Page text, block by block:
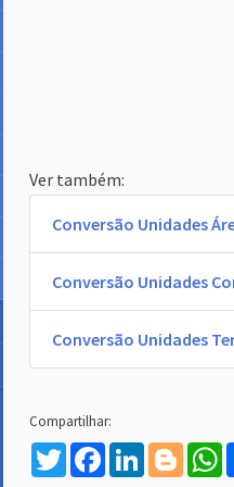
Ver também:
Conversão Unidades
Conversão Unidades
Conversão Unidades
TwitterFacebookLinkedIn